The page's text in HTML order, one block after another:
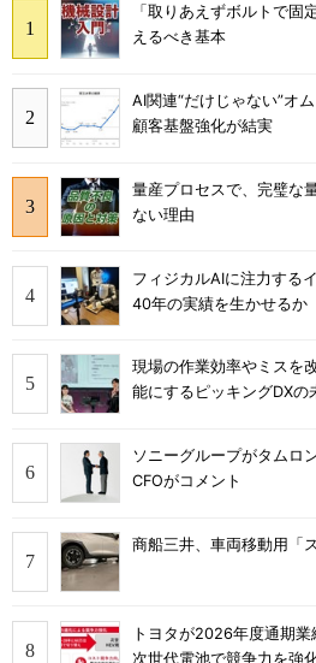
「取りあえずボルトで
えるべき基本
AI関連“だけじゃない”オ
顧客基盤強化が結実
量産プロセスで、完璧な
ない理由
フィジカルAIに注力する
40年の実績を生かせるか
現場の作業効率やミスを
能にするピッキングDXの
ソニーグループがタムロ
CFOがコメント
商船三井、車両移動用「
トヨタが2026年度通期
次世代電池で競争力を強